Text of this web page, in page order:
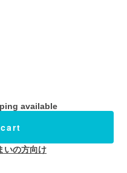
available
いの方向け